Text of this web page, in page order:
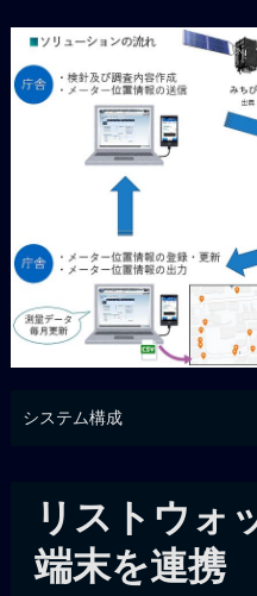
システム構成
リストウォ
端末を連携